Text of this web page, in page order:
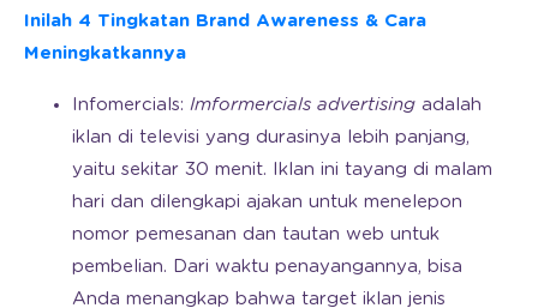
Inilah 4 Tingkatan Brand Awareness & Cara
Meningkatkannya
Infomercials: Imformercials advertising adalah
iklan di televisi yang durasinya lebih panjang,
yaitu sekitar 30 menit. Iklan ini tayang di malam
hari dan dilengkapi ajakan untuk menelepon
nomor pemesanan dan tautan web untuk
pembelian. Dari waktu penayangannya, bisa
Anda menangkap bahwa target iklan jenis